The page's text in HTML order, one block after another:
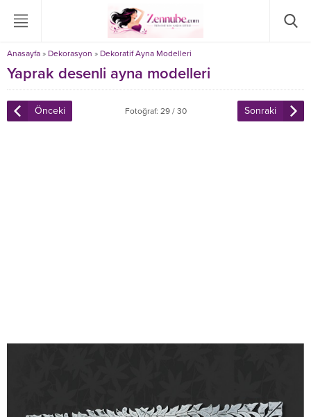
Anasayfa » Dekorasyon » Dekoratif Ayna Modelleri
Yaprak desenli ayna modelleri
Önceki Fotoğraf: 29 / 30 Sonraki